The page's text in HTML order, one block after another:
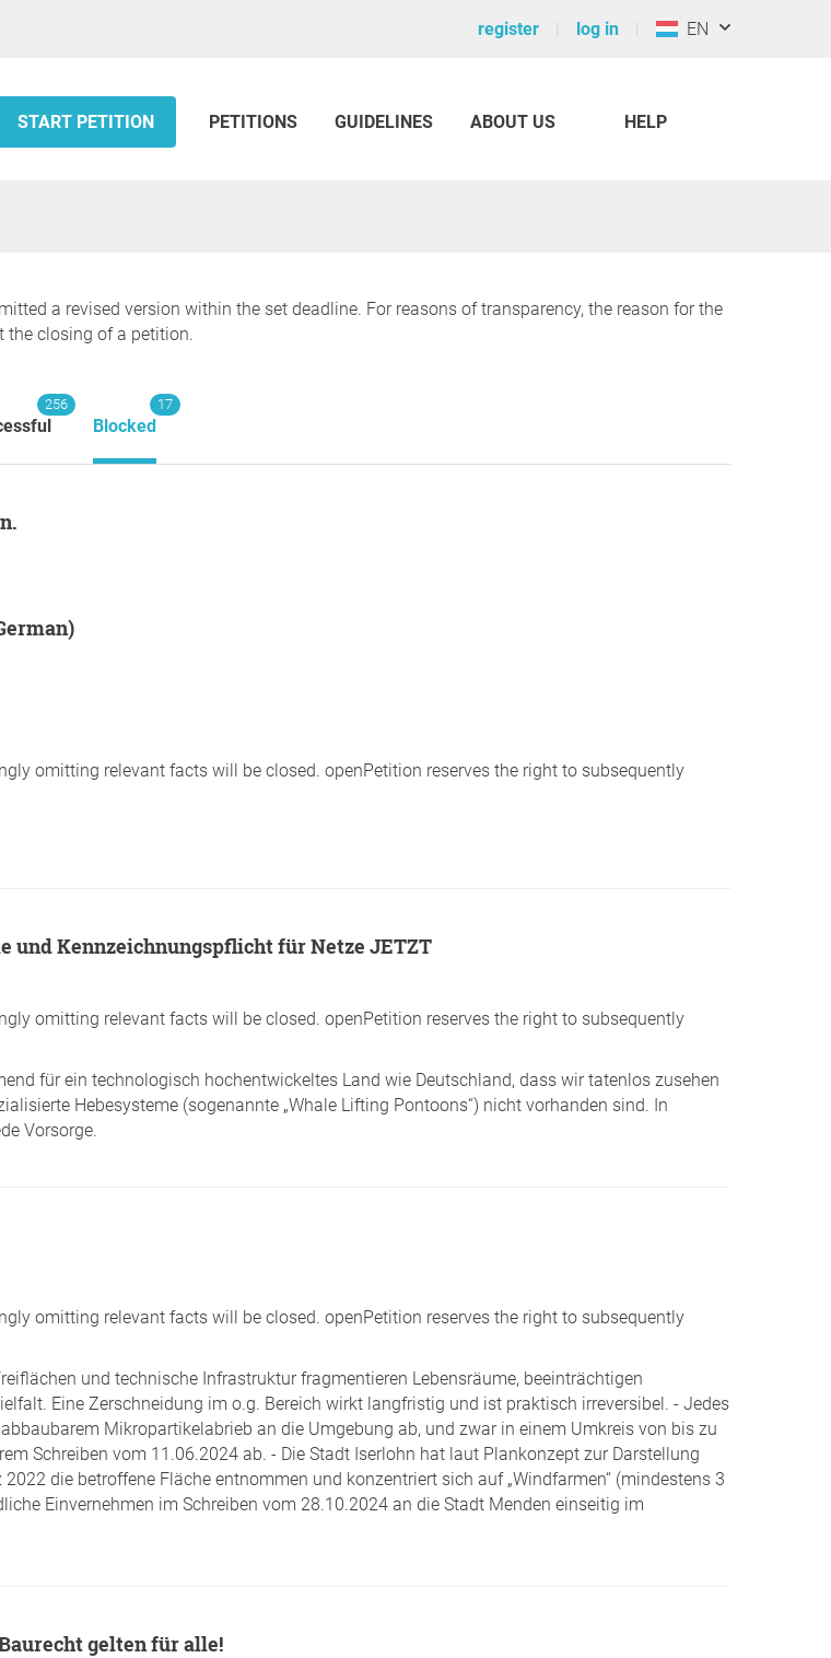
register log in EN
START PETITION PETITIONS GUIDELINES ABOUT US HELP
a revised version within the set deadline. For reasons of transparency, the reason for the
the closing of a petition.
256
Blocked
17
omitting relevant facts will be closed. openPetition reserves the right to subsequently
und Kennzeichnungspflicht für Netze JETZT
omitting relevant facts will be closed. openPetition reserves the right to subsequently
für ein technologisch hochentwickeltes Land wie Deutschland, dass wir tatenlos zusehen
Hebesysteme (sogenannte „Whale Lifting Pontoons“) nicht vorhanden sind. In
Vorsorge.
omitting relevant facts will be closed. openPetition reserves the right to subsequently
und technische Infrastruktur fragmentieren Lebensräume, beeinträchtigen
Eine Zerschneidung im o.g. Bereich wirkt langfristig und ist praktisch irreversibel. - Jedes
Mikropartikelabrieb an die Umgebung ab, und zwar in einem Umkreis von bis zu
Schreiben vom 11.06.2024 ab. - Die Stadt Iserlohn hat laut Plankonzept zur Darstellung
die betroffene Fläche entnommen und konzentriert sich auf „Windfarmen“ (mindestens 3
Einvernehmen im Schreiben vom 28.10.2024 an die Stadt Menden einseitig im
gelten für alle!